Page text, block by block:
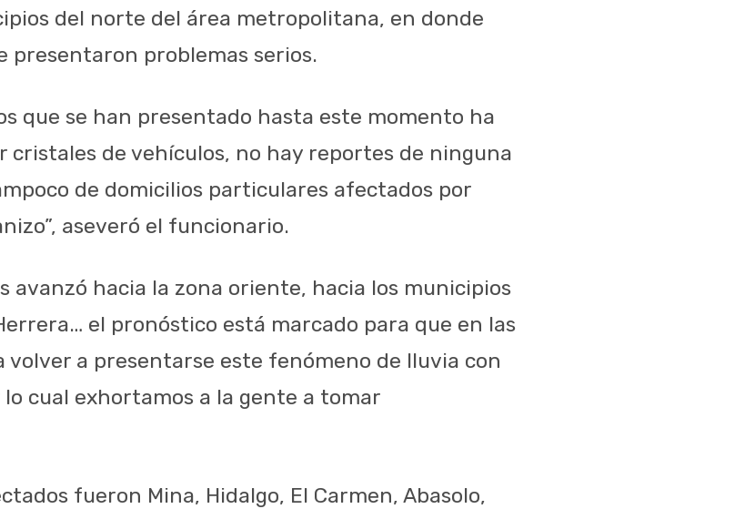
del norte del área metropolitana, en donde
presentaron problemas serios.
que se han presentado hasta este momento ha
de vehículos, no hay reportes de ninguna
de domicilios particulares afectados por
aseveró el funcionario.
avanzó hacia la zona oriente, hacia los municipios
el pronóstico está marcado para que en las
volver a presentarse este fenómeno de lluvia con
cual exhortamos a la gente a tomar
fueron Mina, Hidalgo, El Carmen, Abasolo,